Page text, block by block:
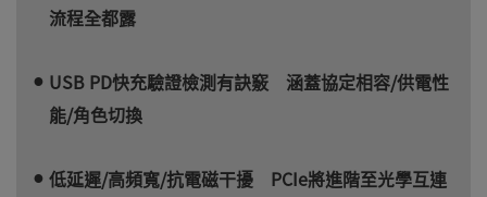
流程全都露
USB PD快充驗證檢測有訣竅 涵蓋協定相容/供電性
能/角色切換
低延遲/高頻寬/抗電磁干擾 PCIe將進階至光學互連